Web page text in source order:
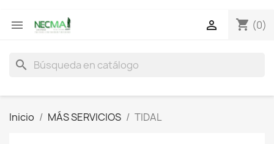
 shopping_cart (0)

search
Inicio MÁS SERVICIOS TIDAL